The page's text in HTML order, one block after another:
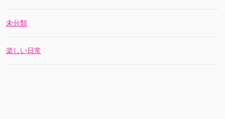
未分類
楽しい日常